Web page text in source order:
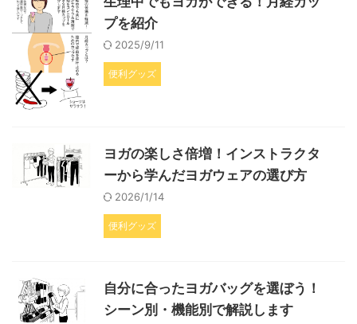
プを紹介
2025/9/11
便利グッズ
ヨガの楽しさ倍増！インストラクタ
ーから学んだヨガウェアの選び方
2026/1/14
便利グッズ
自分に合ったヨガバッグを選ぼう！
シーン別・機能別で解説します